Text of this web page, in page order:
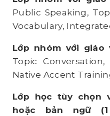
Public Speaking,
Vocabulary,
Lớp nhóm với giáo
Topic
Native Accent
Lớp học tùy chọn
hoặc bản ngữ